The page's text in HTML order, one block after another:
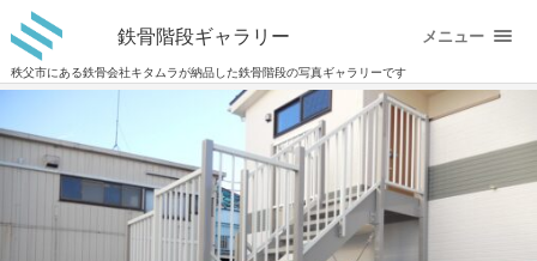
鉄骨階段ギャラリー
秩父市にある鉄骨会社キタムラが納品した鉄骨階段の写真ギャラリーです
メニュー